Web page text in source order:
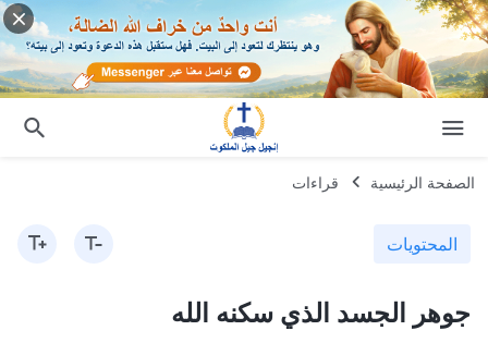
الصفحة الرئيسية قراءات
المحتويات
جوهر الجسد الذي سكنه الله